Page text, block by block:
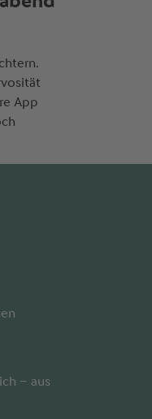
App
– aus